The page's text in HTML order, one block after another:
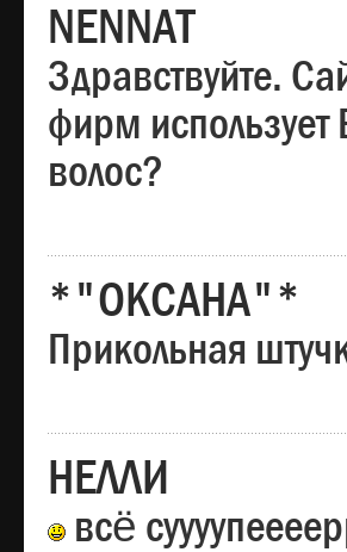
NENNAT
Здравствуйте.
фирм использует
волос?
*"ОКСАНА"*
Прикольная
НЕЛЛИ
всё